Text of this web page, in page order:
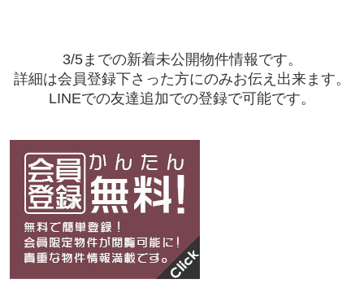
3/5までの新着未公開物件情報です。
詳細は会員登録下さった方にのみお伝え出来ます。
LINEでの友達追加での登録で可能です。